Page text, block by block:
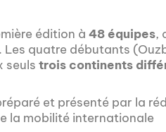
édition à 48 équipes,
quatre débutants
seuls trois continents
et présenté par la
la mobilité internationale